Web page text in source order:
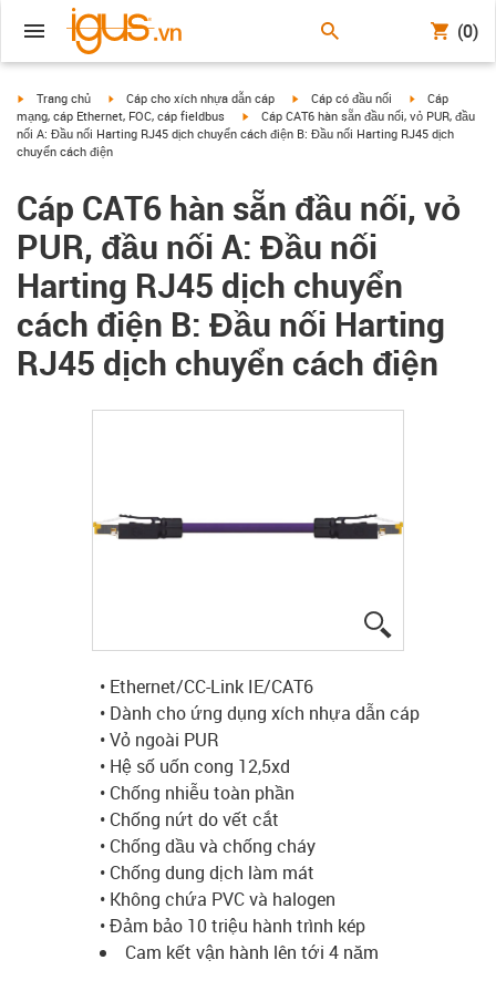
(0)
igus-icon-arrow-right
Trang chủ igus-icon-arrow-right
Cáp cho xích nhựa dẫn cáp igus-icon-arrow-right
Cáp có đầu nối igus-icon-
Cáp
mạng, cáp Ethernet, FOC, cáp fieldbus
igus-icon-arrow-right
Cáp CAT6 hàn sẵn đầu nối, vỏ PUR, đầu
nối A: Đầu nối Harting RJ45 dịch chuyển cách điện B: Đầu nối Harting RJ45 dịch
chuyển cách điện
Cáp CAT6 hàn sẵn đầu nối, vỏ
PUR, đầu nối A: Đầu nối
Harting RJ45 dịch chuyển
cách điện B: Đầu nối Harting
RJ45 dịch chuyển cách điện
• Ethernet/CC-Link IE/CAT6
• Dành cho ứng dụng xích nhựa dẫn cáp
• Vỏ ngoài PUR
• Hệ số uốn cong 12,5xd
• Chống nhiễu toàn phần
• Chống nứt do vết cắt
• Chống dầu và chống cháy
• Chống dung dịch làm mát
• Không chứa PVC và halogen
• Đảm bảo 10 triệu hành trình kép
Cam kết vận hành lên tới 4 năm